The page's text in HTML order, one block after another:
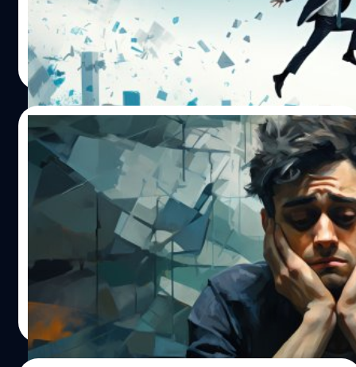
พราย อักษร| 1017 days ago
Read More
25/10/2023
ค้ำประกัน : พิษจากความใจดี ระวังเป็นนายแบก
(หนี้) ที่ไม่ได้ก่อ
เมื่อถูกขอให้ค้ำประกันสินเชื่อ หมายความว่าเราอาจจะต้อง
เข้าไปร่วมรับผิดชอบกับคน ๆ นั้นด้วย ก่อนตัดสินใจก็ต้อง
พิจารณาให้ดี
พราย อักษร | 1018 days ago
Read More